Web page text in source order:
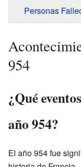
Personas
954
¿Qué
año 954?
El año 954 fue